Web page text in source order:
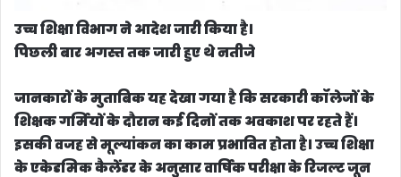
उच्च शिक्षा विभाग ने आदेश जारी किया है।
जानकारों के मुताबिक यह देखा गया है कि सरकारी कॉलेजों के
शिक्षक गर्मियों के दौरान कई दिनों तक अवकाश पर रहते हैं।
इसकी वजह से मूल्यांकन का काम प्रभावित होता है। उच्च शिक्षा